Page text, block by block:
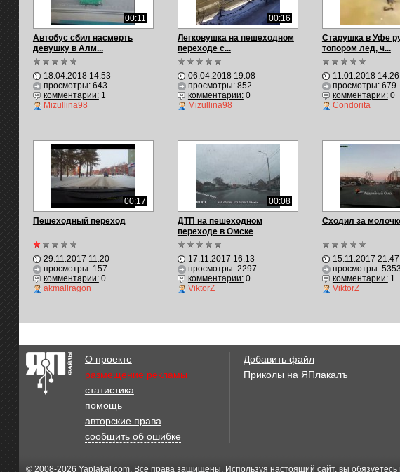
00:11
Автобус сбил насмерть
девушку в Алм...
18.04.2018 14:53
просмотры: 643
комментарии:1
Mizullina98
00:16
Легковушка на пешеходном
переходе с...
06.04.2018 19:08
просмотры: 852
комментарии:0
Mizullina98
Старушка в Уфе
топором лед, ч...
11.01.2018 14:26
просмотры: 679
комментарии:0
Condorita
00:17
Пешеходный переход
29.11.2017 11:20
просмотры: 157
комментарии:0
akmallragon
00:08
ДТП на пешеходном
переходе в Омске
17.11.2017 16:13
просмотры: 2297
комментарии:0
ViktorZ
Сходил за
15.11.2017 21:47
просмотры:
комментарии:1
ViktorZ
О проекте
размещение рекламы
статистика
помощь
авторские права
сообщить об ошибке
Добавить файл
Приколы на ЯПлакалъ
© 2008-2026 Yaplakal.com. Все права защищены. Используя настоящий сайт, вы обязуетесь